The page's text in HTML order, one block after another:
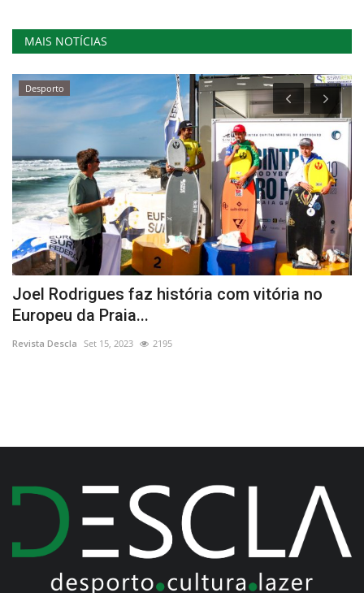
MAIS NOTÍCIAS
Desporto
Joel Rodrigues faz história com vitória no
Europeu da Praia...
Revista Descla Set 15, 2023 2195